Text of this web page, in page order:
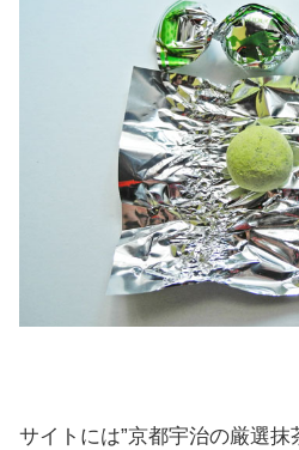
サイトには”京都宇治の厳選抹